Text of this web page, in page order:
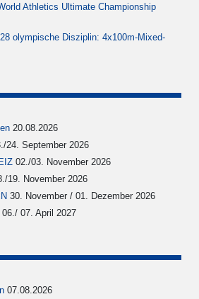
Athletics Ultimate Championship
olympische Disziplin: 4x100m-Mixed-
20.08.2026
24. September 2026
02./03. November 2026
19. November 2026
30. November / 01. Dezember 2026
06./ 07. April 2027
07.08.2026